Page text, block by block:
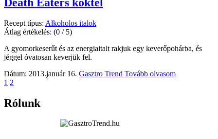
Recept típus: Alkoholos italok
Átlag értékelés: (0 / 5)
A gyomorkeserűt és az energiaitalt rakjuk egy keverőpohárba, és
jéggel óvatosan keverjük fel.
Dátum: 2013.január 16. Gasztro Trend Tovább olvasom
1 2
Rólunk